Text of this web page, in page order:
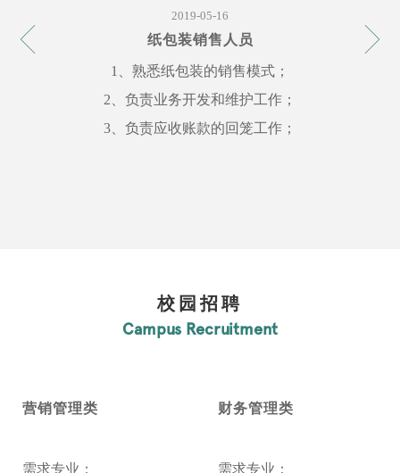
2019-05-16
纸包装销售人员
1、熟悉纸包装的销售模式；
2、负责业务开发和维护工作；
3、负责应收账款的回笼工作；
校园招聘
Campus Recruitment
营销管理类
需求专业：
财务管理类
需求专业：